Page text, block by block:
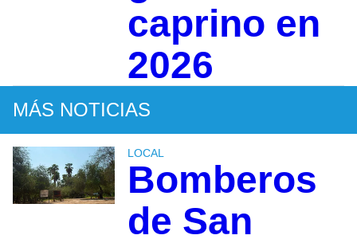
caprino en
2026
MÁS NOTICIAS
LOCAL
Bomberos
de San